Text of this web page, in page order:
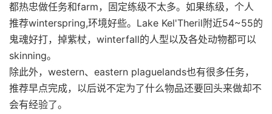
都热忠做任务和farm，固定练级不太多。如果练级，个人
推荐winterspring,环境好些。Lake Kel'Theril附近54~55的
鬼魂好打，掉紫杖，winterfall的人型以及各处动物都可以
skinning。
除此外，western、eastern plaguelands也有很多任务，
推荐早点完成，以后说不定为了什么物品还要回头来做却不
会有经验了。